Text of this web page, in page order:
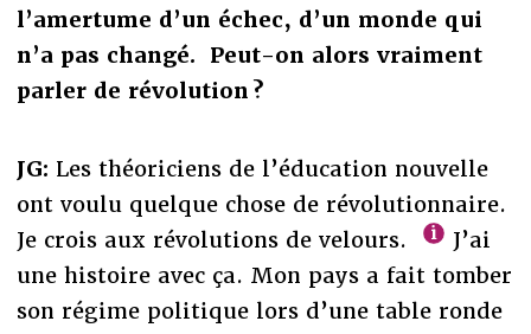
l’amertume d’un échec, d’un monde qui
n’a pas changé. Peut-on alors vraiment
parler de révolution ?
JG: Les théoriciens de l’éducation nouvelle
ont voulu quelque chose de révolutionnaire.
Je crois aux révolutions de velours.
J’ai
une histoire avec ça. Mon pays a fait tomber
son régime politique lors d’une table ronde